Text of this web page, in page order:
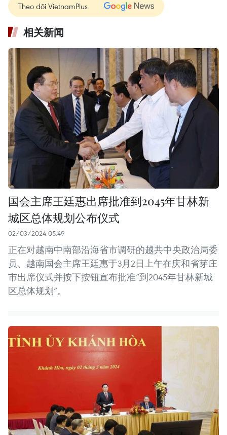
Theo dõi VietnamPlus
相关新闻
国会主席王廷惠出席批准到2045年甘林新
城区总体规划公布仪式
02/03/2024 05:49
正在对越南中南部沿海省市调研的越共中央政治局委
员、越南国会主席王廷惠于3月2日上午在庆和省芽庄
市出席仪式并按下按钮宣布批准“到2045年甘林新城
区总体规划”。